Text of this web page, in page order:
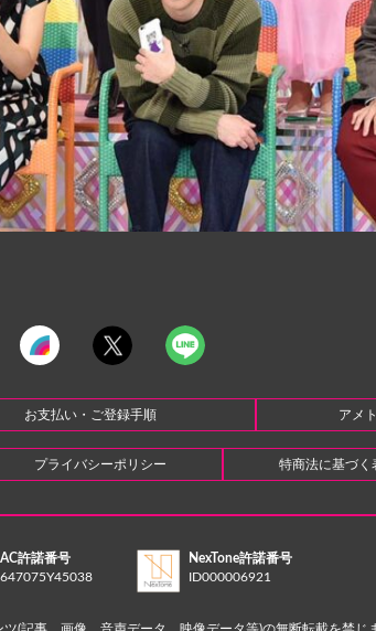
お支払い・ご登録手順 アメ
プライバシーポリシー 特商法に基づく
許諾番号
NexTone許諾番号
ID000006921